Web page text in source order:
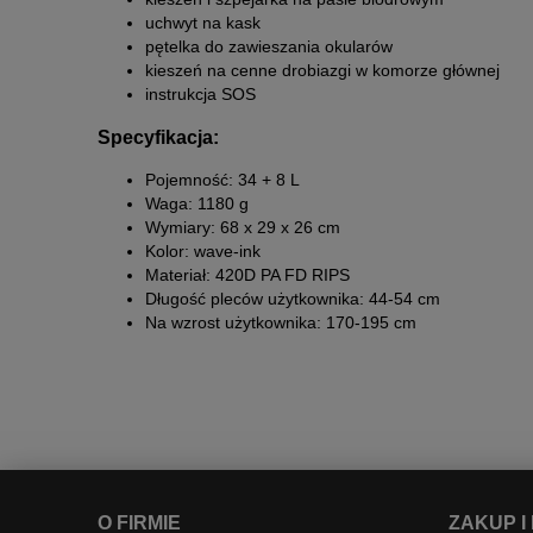
uchwyt na kask
pętelka do zawieszania okularów
kieszeń na cenne drobiazgi w komorze głównej
instrukcja SOS
Specyfikacja:
Pojemność: 34 + 8 L
Waga: 1180 g
Wymiary: 68 x 29 x 26 cm
Kolor: wave-ink
Materiał: 420D PA FD RIPS
Długość pleców użytkownika: 44-54 cm
Na wzrost użytkownika: 170-195 cm
O FIRMIE ZAKUP I